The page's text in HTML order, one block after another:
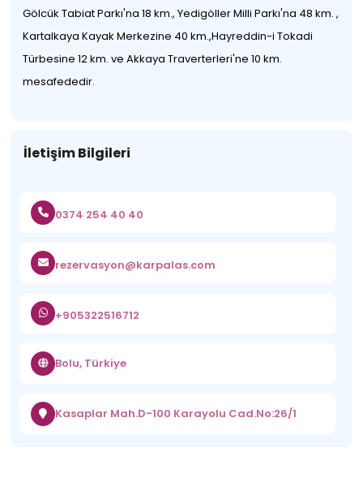
Gölcük Tabiat Parkı'na 18 km., Yedigöller Milli Parkı'na 48 km. ,
Kartalkaya Kayak Merkezine 40 km.,Hayreddin-i Tokadi
Türbesine 12 km. ve Akkaya Traverterleri'ne 10 km.
mesafededir.
İletişim Bilgileri
0374 254 40 40
rezervasyon@karpalas.com
+905322516712
Bolu, Türkiye
Kasaplar Mah.D-100 Karayolu Cad.No:26/1